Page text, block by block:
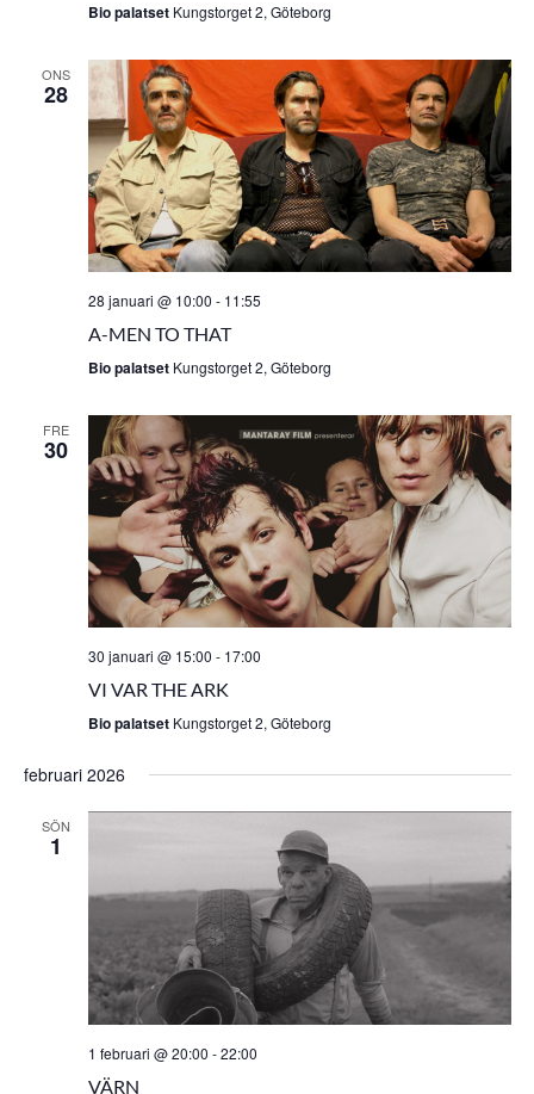
Bio palatset Kungstorget 2, Göteborg
ONS
28
28 januari @ 10:00 - 11:55
A-MEN TO THAT
Bio palatset Kungstorget 2, Göteborg
FRE
30
30 januari @ 15:00 - 17:00
VI VAR THE ARK
Bio palatset Kungstorget 2, Göteborg
februari 2026
SÖN
1
1 februari @ 20:00 -22:00
VÄRN